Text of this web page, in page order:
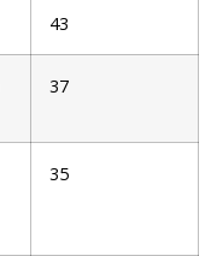
43
37
35